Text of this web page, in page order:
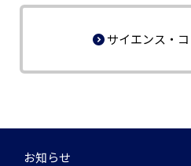
サイエンス・
お知らせ